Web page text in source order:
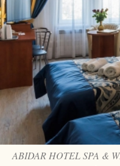
ABIDAR HOTEL SPA &